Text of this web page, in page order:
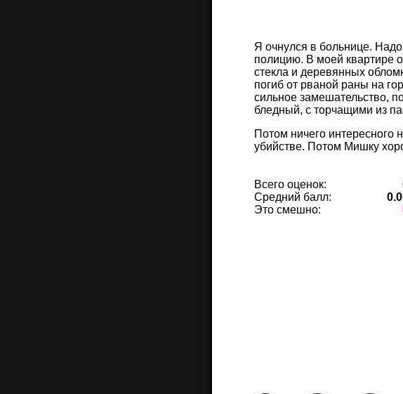
Я очнулся в больнице.
полицию. В моей квартире
стекла и деревянных
погиб от рваной раны на
сильное замешательство,
бледный, с торчащими из
Потом ничего интересного
убийстве. Потом Мишку
Всего оценок:
Средний балл:
Это смешно: